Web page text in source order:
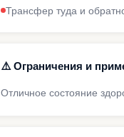
Трансфер туда и
⚠️ Ограничения и
Отличное состояние